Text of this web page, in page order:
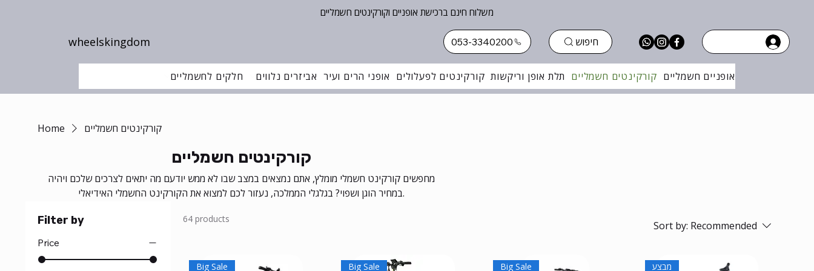
משלוח חינם ברכישת אופניים וקורקינטים חשמליים
חיפוש 053-3340200
wheelskingdom
אופניים חשמליים קורקינטים חשמליים תלת אופן וריקשות קורקינטים לפעלולים אופני הרים ועיר אביזרים נלווים חלקים לחשמליים
Home קורקינטים חשמליים
קורקינטים חשמליים
מחפשים קורקינט חשמלי מומלץ, אתם נמצאים במצב שבו לא ממש יודעם מה יתאים לצרכים שלכם ויהיה
במחיר הוגן ושפוי? בגלגלי הממלכה, נעזור לכם למצוא את הקורקינט החשמלי האידיאלי.
Filter by
Price
64 products
Sort by: Recommended
Big Sale Big Sale Big Sale מבצע